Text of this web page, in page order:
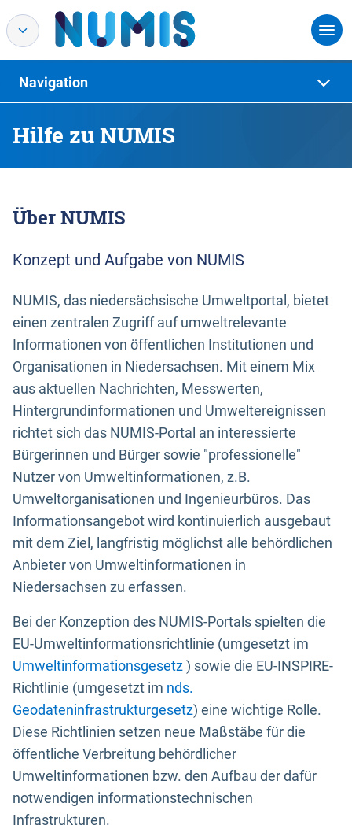
Hilfe zu NUMIS
Navigation
Über NUMIS
Konzept und Aufgabe von NUMIS
NUMIS, das niedersächsische Umweltportal, bietet
einen zentralen Zugriff auf umweltrelevante
Informationen von öffentlichen Institutionen und
Organisationen in Niedersachsen. Mit einem Mix
aus aktuellen Nachrichten, Messwerten,
Hintergrundinformationen und Umweltereignissen
richtet sich das NUMIS-Portal an interessierte
Bürgerinnen und Bürger sowie "professionelle"
Nutzer von Umweltinformationen, z.B.
Umweltorganisationen und Ingenieurbüros. Das
Informationsangebot wird kontinuierlich ausgebaut
mit dem Ziel, langfristig möglichst alle behördlichen
Anbieter von Umweltinformationen in
Niedersachsen zu erfassen.
Bei der Konzeption des NUMIS-Portals spielten die
EU-Umweltinformationsrichtlinie (umgesetzt im
Umweltinformationsgesetz) sowie die EU-INSPIRE-
Richtlinie (umgesetzt im nds.
Geodateninfrastrukturgesetz) eine wichtige Rolle.
Diese Richtlinien setzen neue Maßstäbe für die
öffentliche Verbreitung behördlicher
Umweltinformationen bzw. den Aufbau der dafür
notwendigen informationstechnischen
Infrastrukturen.